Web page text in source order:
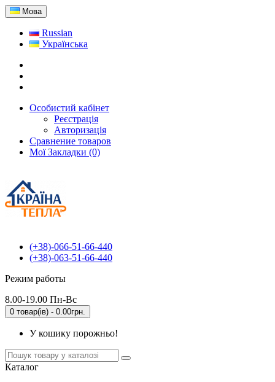
Мова
Russian
Українська
Особистий кабінет
Реєстрація
Авторизація
Сравнение товаров
Мої Закладки (0)
(+38)-066-51-66-440
(+38)-063-51-66-440
Режим работы
8.00-19.00 Пн-Вс
0 товар(ів) - 0.00грн.
У кошику порожньо!
Каталог